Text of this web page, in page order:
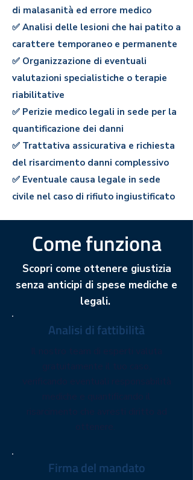
di malasanità ed errore medico
✅ Analisi delle lesioni che hai patito a
carattere temporaneo e permanente
✅ Organizzazione di eventuali
valutazioni specialistiche o terapie
riabilitative
✅ Perizie medico legali in sede per la
quantificazione dei danni
✅ Trattativa assicurativa e richiesta
del risarcimento danni complessivo
✅ Eventuale causa legale in sede
civile nel caso di rifiuto ingiustificato
Come funziona
Scopri come ottenere giustizia
senza anticipi di spese mediche e
legali.
Analisi di fattibilità
Firma del mandato